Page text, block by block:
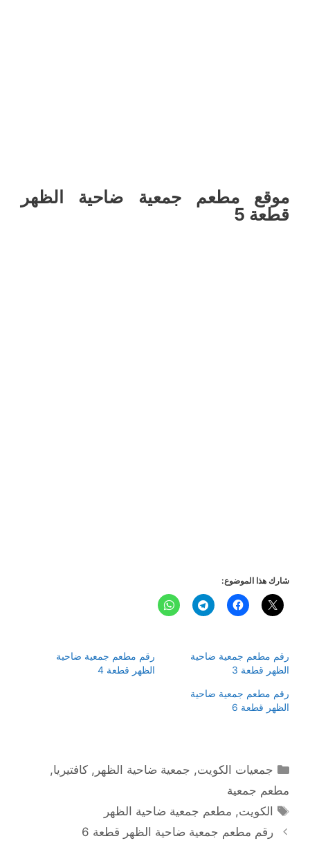
موقع مطعم جمعية ضاحية الظهر
قطعة 5
شارك هذا الموضوع:
رقم مطعم جمعية ضاحية
الظهر قطعة 3
رقم مطعم جمعية ضاحية
الظهر قطعة 4
رقم مطعم جمعية ضاحية
الظهر قطعة 6
التصنيفات
جمعيات الكويت, جمعية ضاحية الظهر ,كافتيريا,
مطعم جمعية
الوسوم
الكويت, مطعم جمعية ضاحية الظهر
رقم مطعم جمعية ضاحية الظهر قطعة 6